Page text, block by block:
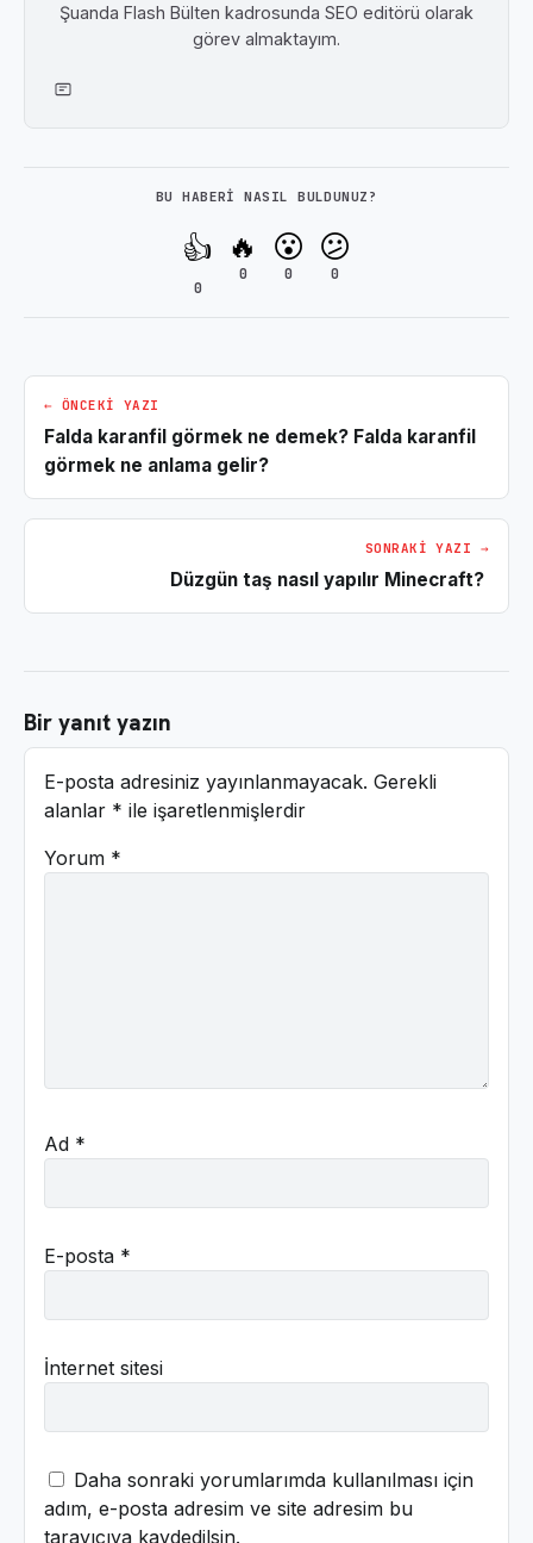
Şuanda Flash Bülten kadrosunda SEO editörü olarak
görev almaktayım.
BU HABERI NASIL BULDUNUZ?
👍
0
🔥
0
😮
0
😕
0
← ÖNCEKI YAZI
Falda karanfil görmek ne demek? Falda karanfil
görmek ne anlama gelir?
SONRAKI YAZI →
Düzgün taş nasıl yapılır Minecraft?
Bir yanıt yazın
E-posta adresiniz yayınlanmayacak. Gerekli
alanlar * ile işaretlenmişlerdir
Yorum *
Ad *
E-posta *
İnternet sitesi
Daha sonraki yorumlarımda kullanılması için
adım, e-posta adresim ve site adresim bu
tarayıcıya kaydedilsin.